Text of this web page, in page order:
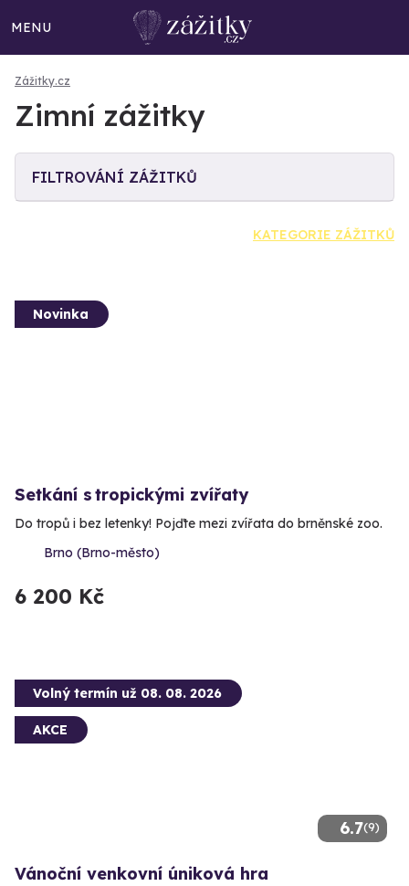
MENU
Zážitky.cz
Zimní zážitky
FILTROVÁNÍ ZÁŽITKŮ
KATEGORIE ZÁŽITKŮ
Novinka
Setkání s tropickými zvířaty
Do tropů i bez letenky! Pojďte mezi zvířata do brněnské zoo.
Brno (Brno-město)
6 200 Kč
6.7(9)
Volný termín už 08. 08. 2026
AKCE
Vánoční venkovní úniková hra